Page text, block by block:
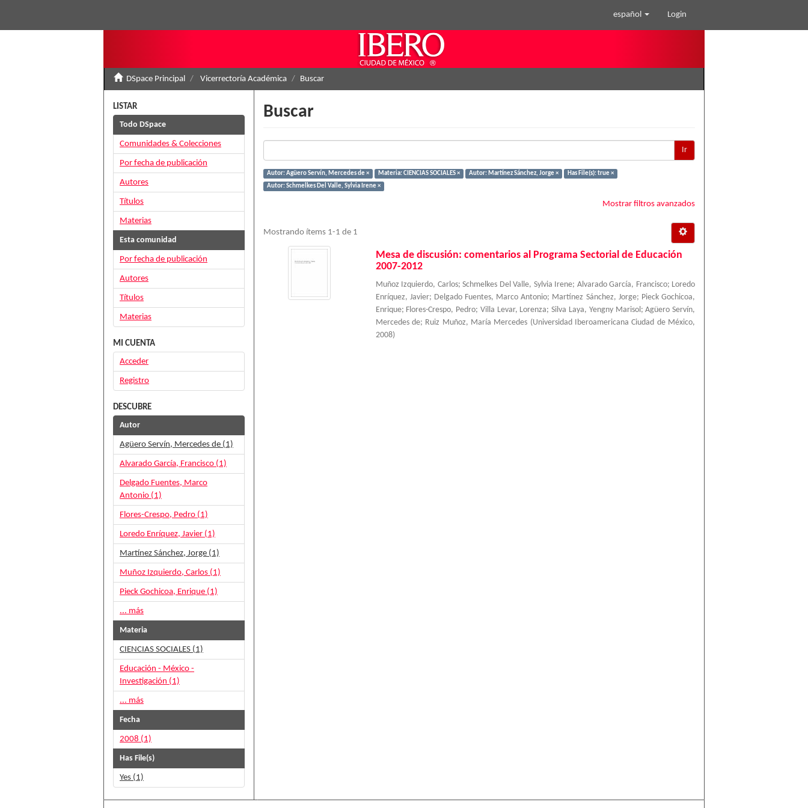
español Login
DSpace Principal Vicerrectoría Académica Buscar
Buscar
Ir
Autor: Agüero Servín, Mercedes de × Materia: CIENCIAS SOCIALES × Autor: Martínez Sánchez, Jorge ×
Has File(s): true ×
Autor: Schmelkes Del Valle, Sylvia Irene ×
Mostrar filtros avanzados
Mostrando ítems 1-1 de 1
Mesa de discusión: comentarios al Programa Sectorial de Educación
2007-2012
Muñoz Izquierdo, Carlos;Schmelkes Del Valle, Sylvia Irene; Alvarado García, Francisco; Loredo
Enríquez, Javier; Delgado Fuentes, Marco Antonio; Martínez Sánchez, Jorge; Pieck Gochicoa,
Enrique; Flores-Crespo, Pedro; Villa Levar, Lorenza;Silva Laya, Yengny Marisol ;Agüero Servín,
Mercedes de; Ruiz Muñoz, María Mercedes (Universidad Iberoamericana Ciudad de México,
2008)
LISTAR
Todo DSpace
Comunidades & Colecciones
Por fecha de publicación
Autores
Títulos
Materias
Esta comunidad
Por fecha de publicación
Autores
Títulos
Materias
MI CUENTA
Acceder
Registro
DESCUBRE
Autor
Agüero Servín, Mercedes de (1)
Alvarado García, Francisco (1)
Delgado Fuentes, Marco
Antonio (1)
Flores-Crespo, Pedro (1)
Loredo Enríquez, Javier (1)
Martínez Sánchez, Jorge (1)
Muñoz Izquierdo, Carlos (1)
Pieck Gochicoa, Enrique (1)
... más
Materia
CIENCIAS SOCIALES (1)
Educación - México -
Investigación (1)
... más
Fecha
2008 (1)
Has File(s)
Yes (1)